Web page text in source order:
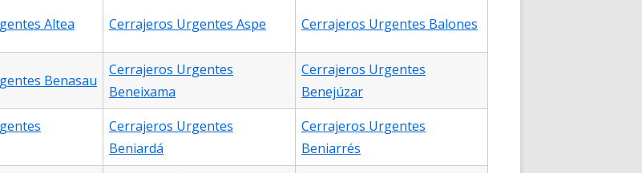
Altea Cerrajeros Urgentes Aspe Cerrajeros Urgentes Balones
Benasau
Cerrajeros Urgentes
Beneixama
Cerrajeros Urgentes
Benejúzar
Cerrajeros Urgentes
Beniardá
Cerrajeros Urgentes
Beniarrés